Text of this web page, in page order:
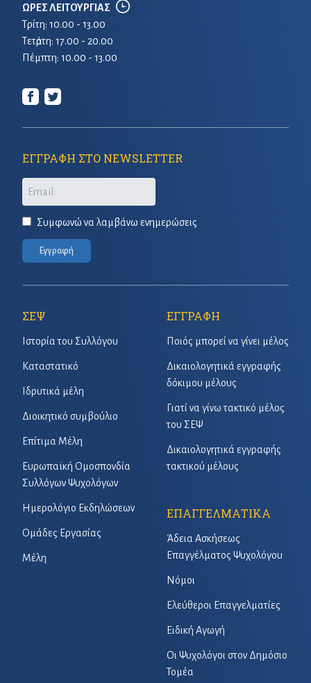
ΩΡΕΣ ΛΕΙΤΟΥΡΓΙΑΣ
Τρίτη: 10.00 - 13.00
Τετἀρτη: 17.00 - 20.00
Πέμπτη: 10.00 - 13.00
ΕΓΓΡΑΦΗ ΣΤΟ NEWSLETTER
Email
Συμφωνώ να λαμβάνω ενημερώσεις
Εγγραφή
ΣΕΨ
Ιστορία του Συλλόγου
Καταστατικό
Ιδρυτικά μέλη
Διοικητικό συμβούλιο
Επίτιμα Μέλη
Ευρωπαϊκή Ομοσπονδία
Συλλόγων Ψυχολόγων
Ημερολόγιο Εκδηλώσεων
Ομάδες Εργασίας
Μέλη
ΕΓΓΡΑΦΗ
Ποιός μπορεί να γίνει μέλος
Δικαιολογητικά εγγραφής
δόκιμου μέλους
Γιατί να γίνω τακτικό μέλος
του ΣΕΨ
Δικαιολογητικά εγγραφής
τακτικού μέλους
ΕΠΑΓΓΕΛΜΑΤΙΚΑ
Άδεια Ασκήσεως
Επαγγέλματος Ψυχολόγου
Νόμοι
Ελεύθεροι Επαγγελματίες
Ειδική Αγωγή
Οι Ψυχολόγοι στον Δημόσιο
Τομέα